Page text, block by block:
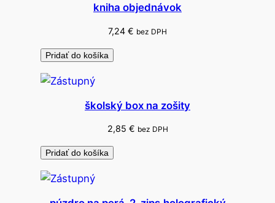
m
kniha objednávok
7,24 € bez DPH
Pridať do košíka
školský box na zošity
2,85 € bez DPH
Pridať do košíka